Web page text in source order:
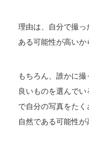
理由は、自分で撮
ある可能性が高いか
もちろん、誰かに
良いものを選んで
で自分の写真をたく
自然である可能性が